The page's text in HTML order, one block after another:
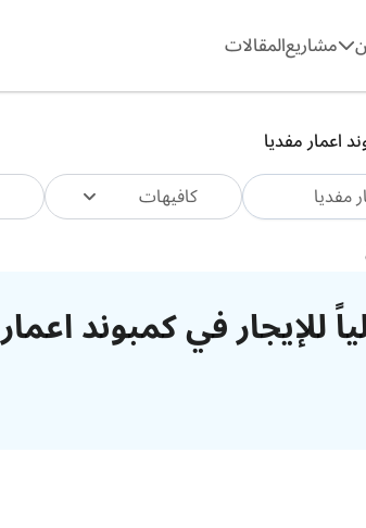
مشاريعالمقالات
اعمار مفديا
كافيهات
للإيجار في كمبوند اعمار